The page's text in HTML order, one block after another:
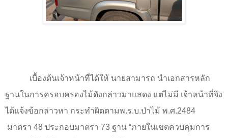
เบื้องต้นเจ้าหน้าที่ได้ให้ นายสามารถ นำเอกสารหลัก
ฐานในการครอบครองไม้ดังกล่าวมาแสดง แต่ไม่มี เจ้าหน้าที่จึง
ได้แจ้งข้อกล่าวหา กระทำผิดตามพ.ร.บ.ป่าไม้ พ.ศ.2484
มาตรา 48 ประกอบมาตรา 73 ฐาน “ภายในเขตควบคุมการ